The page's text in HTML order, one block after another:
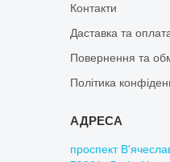
Контакти
Даставка та
Повернення та
Політика
проспект